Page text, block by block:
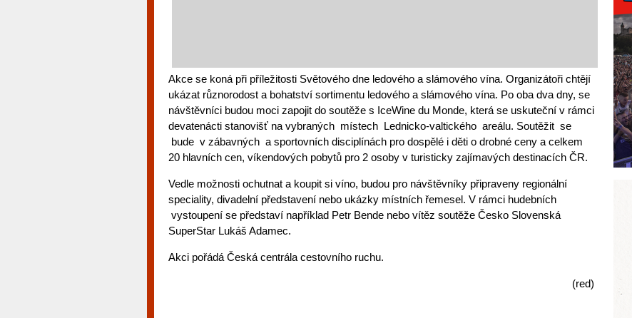
Akce se koná při příležitosti Světového dne ledového a slámového vína. Organizátoři chtějí
ukázat různorodost a bohatství sortimentu ledového a slámového vína. Po oba dva dny, se
návštěvníci budou moci zapojit do soutěže s IceWine du Monde, která se uskuteční v rámci
devatenácti stanovišť na vybraných místech Lednicko-valtického areálu. Soutěžit se
bude v zábavných a sportovních disciplínách pro dospělé i děti o drobné ceny a celkem
20 hlavních cen, víkendových pobytů pro 2 osoby v turisticky zajímavých destinacích ČR.
Vedle možnosti ochutnat a koupit si víno, budou pro návštěvníky připraveny regionální
speciality, divadelní představení nebo ukázky místních řemesel. V rámci hudebních
vystoupení se představí například Petr Bende nebo vítěz soutěže Česko Slovenská
SuperStar Lukáš Adamec.
Akci pořádá Česká centrála cestovního ruchu.
(red)